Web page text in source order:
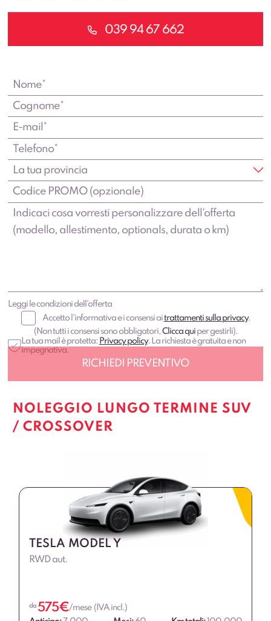
039 94 67 662
Leggi le condizioni dell'offerta
Accetto l'informativa e i consensi aitrattamenti sulla privacy.
(Non tutti i consensi sono obbligatori,Clicca quiper gestirli).
La tua mail è protetta: Privacy policy. La richiesta è gratuita e non
impegnativa.
NOLEGGIO LUNGO TERMINE SUV
/ CROSSOVER
TESLA MODEL Y
RWD aut.
da 575€/mese (IVA incl.)